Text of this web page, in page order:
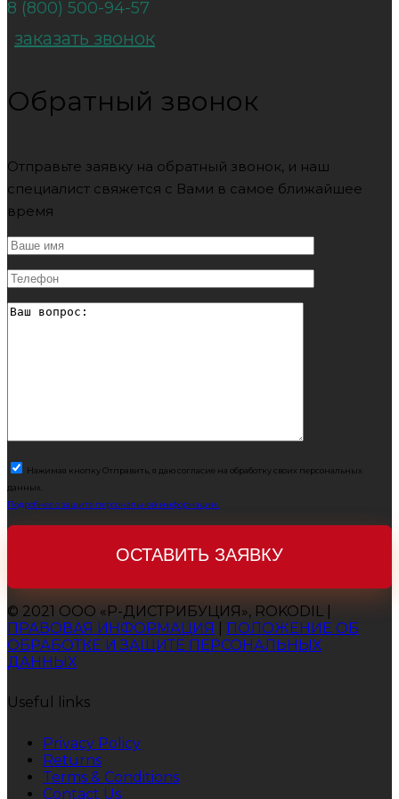
8 (800) 500-94-57
заказать звонок
Обратный звонок
Отправьте заявку на обратный звонок, и наш
специалист свяжется с Вами в самое ближайшее
время
Нажимая кнопку Отправить, я даю согласие на обработку своих персональных
данных.
Подробнее о защите персональной информации.
© 2021 ООО «Р-ДИСТРИБУЦИЯ», ROKODIL |
ПРАВОВАЯ ИНФОРМАЦИЯ
ПОЛОЖЕНИЕ ОБ
ОБРАБОТКЕ И ЗАЩИТЕ ПЕРСОНАЛЬНЫХ
ДАННЫХ
Useful links
Privacy Policy
Returns
Terms & Conditions
Contact Us